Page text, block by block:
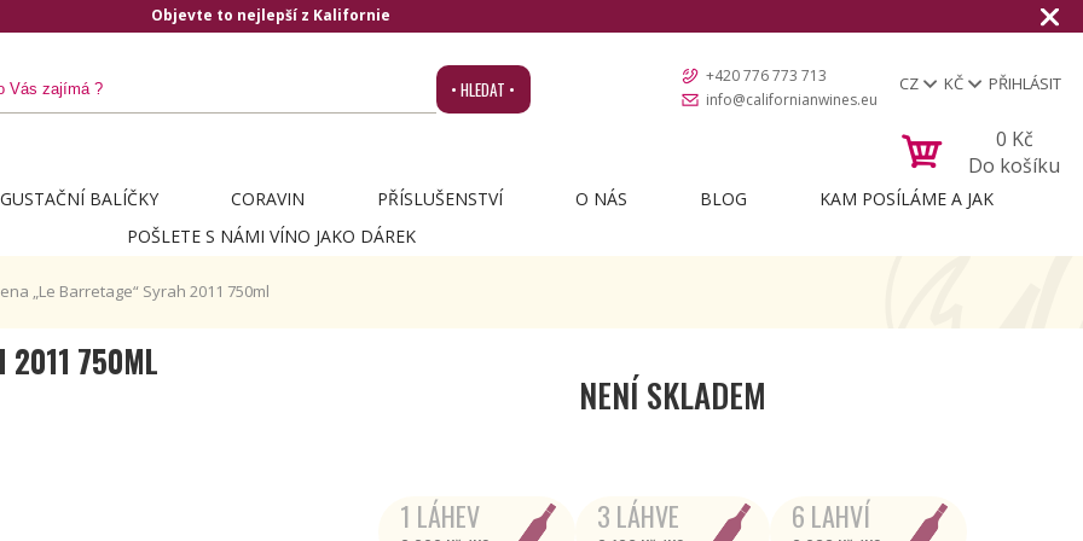
• HLEDAT •
+420 776 773 713
info@californianwines.eu
CZ KČ PŘIHLÁSIT
0 Kč
Do košíku
BALÍČKY CORAVIN PŘÍSLUŠENSTVÍ O NÁS BLOG
KAM POSÍLÁME A JAK
POŠLETE S NÁMI VÍNO JAKO DÁREK
„Le Barretage“ Syrah 2011 750ml
2011 750ML
NENÍ SKLADEM
1 LÁHEV 3 LÁHVE 6 LAHVÍ